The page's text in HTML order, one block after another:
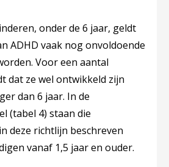
onder de 6 jaar, geldt
ADHD vaak nog onvoldoende
Voor een aantal
dat ze wel ontwikkeld zijn
dan 6 jaar. In de
(tabel 4) staan die
deze richtlijn beschreven
vanaf 1,5 jaar en ouder.